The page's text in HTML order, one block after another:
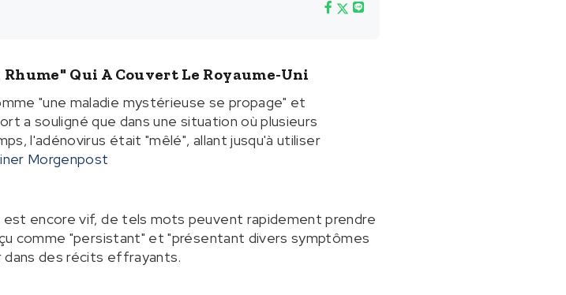
Qui A Couvert Le Royaume-Uni
"une maladie mystérieuse se propage" et
a souligné que dans une situation où plusieurs
l'adénovirus était "mêlé", allant jusqu'à utiliser
Morgenpost
encore vif, de tels mots peuvent rapidement prendre
comme "persistant" et "présentant divers symptômes
dans des récits effrayants.